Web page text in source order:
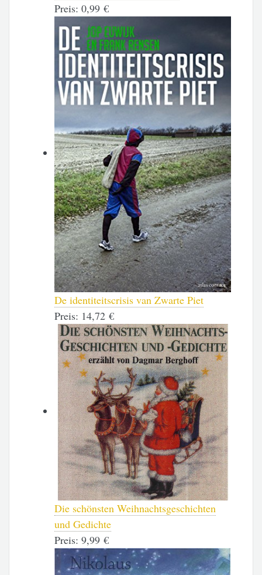
Preis:0,99 €
De identiteitscrisis van Zwarte Piet
Preis: 14,72 €
Die schönsten Weihnachtsgeschichten
und Gedichte
Preis:9,99 €